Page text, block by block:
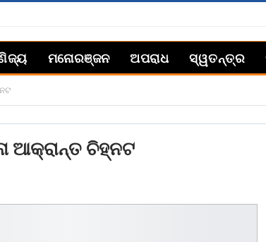
ମନୋରଞ୍ଜନ ଅପରାଧ ସ୍ୱତନ୍ତ୍ର
ଆକ୍ରାନ୍ତ ଚିହ୍ନଟ